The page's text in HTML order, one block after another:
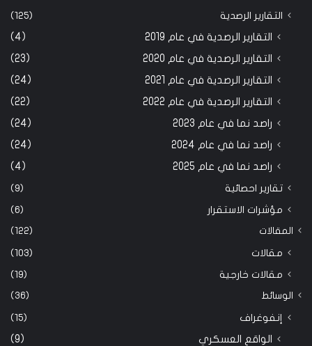
التقارير الرصدية (125)
التقارير الرصدية في عام 2019
(4)
التقارير الرصدية في عام 2020
(23)
التقارير الرصدية في عام 2021
(24)
التقارير الرصدية في عام 2022
(22)
راصد نما في عام 2023
(24)
راصد نما في عام 2024
(24)
راصد نما في عام 2025
(4)
تقارير احصائية (9)
مؤشرات الاستقرار (6)
المقالات (122)
مقالات (103)
مقالات خارجية (19)
الوسائط (36)
إنفوغراف (15)
الواقع العسكري (9)